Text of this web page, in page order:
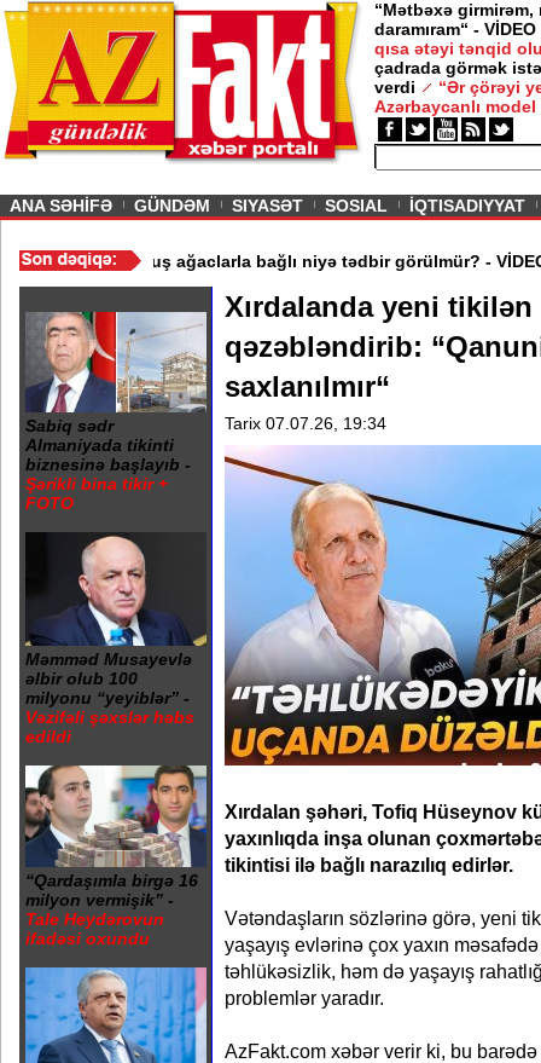
“Mətbəxə girmirəm,
daramıram“ - VİDEO
qısa ətəyi tənqid
çadrada görmək
verdi
“Ər çörəyi
Azərbaycanlı model
Nigar
ANA SƏHİFƏ GÜNDƏM SIYASƏT SOSIAL İQTISADIYYAT
/ Binəqədidə qurumuş ağaclarla bağlı niyə tədbir görülmür?
Sabiq sədr
Almaniyada tikinti
biznesinə başlayıb -
Şərikli bina tikir +
FOTO
Məmməd Musayevlə
əlbir olub 100
milyonu “yeyiblər” -
Vəzifəli şəxslər həbs
edildi
“Qardaşımla birgə 16
milyon vermişik” -
Tale Heydərovun
ifadəsi oxundu
Xırdalanda yeni
qəzəbləndirib:
saxlanılmır“
Tarix 07.07.26, 19:34
Xırdalan şəhəri, Tofiq Hüseynov
yaxınlıqda inşa olunan
tikintisi ilə bağlı narazılıq edirlər.
Vətəndaşların sözlərinə görə, yeni
yaşayış evlərinə çox yaxın
təhlükəsizlik, həm də yaşayış
problemlər yaradır.
AzFakt.com xəbər verir ki, bu